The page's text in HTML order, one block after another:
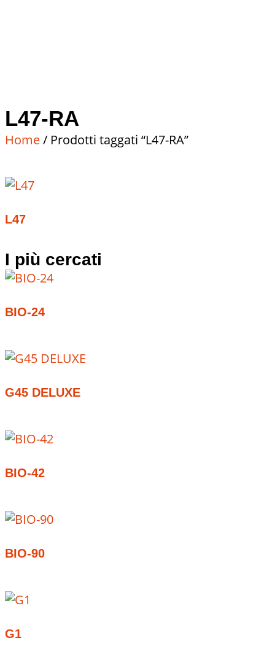
L47-RA
Home/ Prodotti taggati “L47-RA”
L47
I più cercati
BIO-24
G45 DELUXE
BIO-42
BIO-90
G1